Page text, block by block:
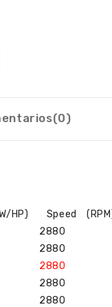
HP) Speed
2880
2880
2880
2880
2880